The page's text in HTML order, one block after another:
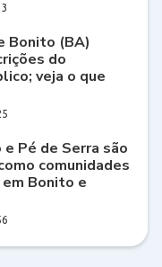
Bonito (BA)
do
veja o que
e Pé de Serra são
comunidades
Bonito e